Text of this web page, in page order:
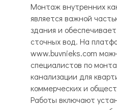
Монтаж внутренних
является важной
здания и
сточных вод. На
www.buvnieks.com
специалистов по
канализации для
коммерческих и
Работы включают